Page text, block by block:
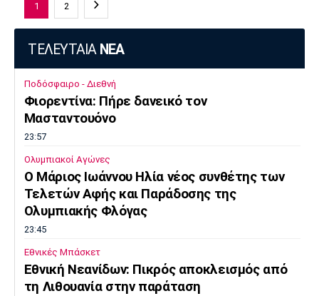
1 2
ΤΕΛΕΥΤΑΙΑ ΝΕΑ
Ποδόσφαιρο - Διεθνή
Φιορεντίνα: Πήρε δανεικό τον
Μασταντουόνο
23:57
Ολυμπιακοί Αγώνες
O Μάριος Ιωάννου Ηλία νέος συνθέτης των
Τελετών Αφής και Παράδοσης της
Ολυμπιακής Φλόγας
23:45
Εθνικές Μπάσκετ
Εθνική Νεανίδων: Πικρός αποκλεισμός από
τη Λιθουανία στην παράταση